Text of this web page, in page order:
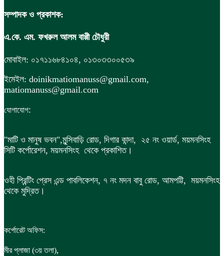
সম্পাদক ও প্রকাশক:
এ.কে. এম. ফখরুল আলম বাপ্পী চৌধুরী
মোবাইল: ০১৭১১৬৮৪১০৪, ০১৩০৩৩০০৫৩৯
ইমেইল: doinikmatiomanuss@gmail.com,
matiomanuss@gmail.com
যোগাযোগ:
"মাটি ও মানুষ ভবন",মুন্সিবাড়ি রোড, দিগার কান্দা, ২৫ নং ওয়ার্ড, ময়মনসিংহ
সিটি কর্পোরেশন, ময়মনসিংহ থেকে প্রকাশিত।
ওহী প্রিন্টিং প্রেস এন্ড পাবলিকেশন, ৭ নং মদন বাবু রোড, আমপট্টি, ময়মনসিংহ
থেকে মুদ্রিত।
কর্পোরেট অফিস:
মীর প্লাজা (৩য় তলা),